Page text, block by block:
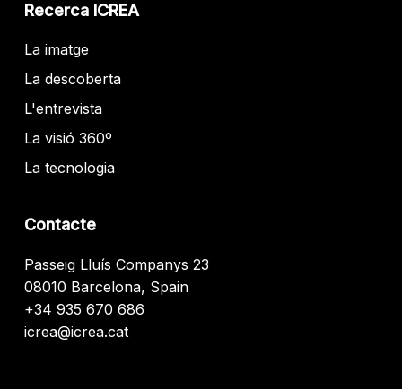
Recerca ICREA
La imatge
La descoberta
L'entrevista
La visió 360º
La tecnologia
Contacte
Passeig Lluís Companys 23
08010 Barcelona, Spain
+34 935 670 686
icrea@icrea.cat